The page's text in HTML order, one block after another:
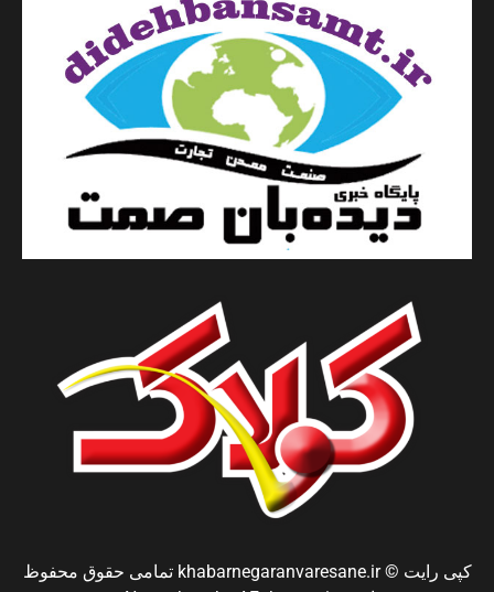
کپی رایت © khabarnegaranvaresane.ir تمامی حقوق محفوظ